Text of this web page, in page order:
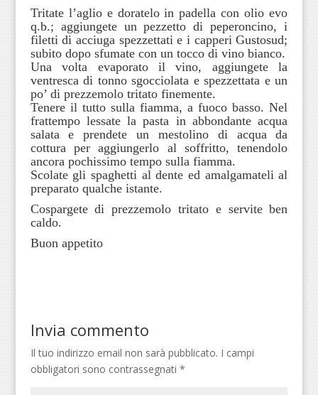
Tritate l’aglio e doratelo in padella con olio evo
q.b.; aggiungete un pezzetto di peperoncino, i
filetti di acciuga spezzettati e i capperi Gustosud;
subito dopo sfumate con un tocco di vino bianco.
Una volta evaporato il vino, aggiungete la
ventresca di tonno sgocciolata e spezzettata e un
po’ di prezzemolo tritato finemente.
Tenere il tutto sulla fiamma, a fuoco basso. Nel
frattempo lessate la pasta in abbondante acqua
salata e prendete un mestolino di acqua da
cottura per aggiungerlo al soffritto, tenendolo
ancora pochissimo tempo sulla fiamma.
Scolate gli spaghetti al dente ed amalgamateli al
preparato qualche istante.
Cospargete di prezzemolo tritato e servite ben
caldo.
Buon appetito
Invia commento
Il tuo indirizzo email non sarà pubblicato. I campi
obbligatori sono contrassegnati *